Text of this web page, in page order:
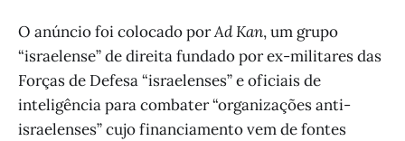
O anúncio foi colocado porAd Kan, um grupo
“israelense” de direita fundado por ex-militares das
Forças de Defesa “israelenses” e oficiais de
inteligência para combater “organizações anti-
israelenses” cujo financiamento vem de fontes